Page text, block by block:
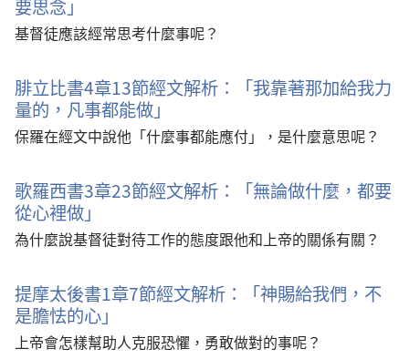
要思念」
基督徒應該經常思考什麼事呢？
腓立比書4章13節經文解析：「我靠著那加給我力
量的，凡事都能做」
保羅在經文中說他「什麼事都能應付」，是什麼意思呢？
歌羅西書3章23節經文解析：「無論做什麼，都要
從心裡做」
為什麼說基督徒對待工作的態度跟他和上帝的關係有關？
提摩太後書1章7節經文解析：「神賜給我們，不
是膽怯的心」
上帝會怎樣幫助人克服恐懼，勇敢做對的事呢？